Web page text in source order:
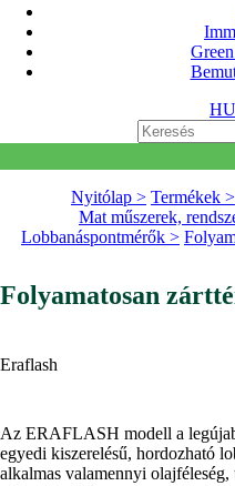
Nyitólap > Termékek >
Mat műszerek,
Lobbanáspontmérők >
Folyamatosan
Eraflash
Az ERAFLASH modell a
egyedi kiszerelésű, hordozható
alkalmas valamennyi